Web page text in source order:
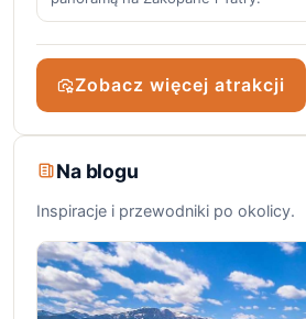
Zobacz więcej atrakcji
Na blogu
Inspiracje i przewodniki po okolicy.